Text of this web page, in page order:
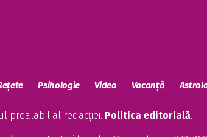
Psihologie Video Vacanță
prealabil al redacției. Politica editorială.